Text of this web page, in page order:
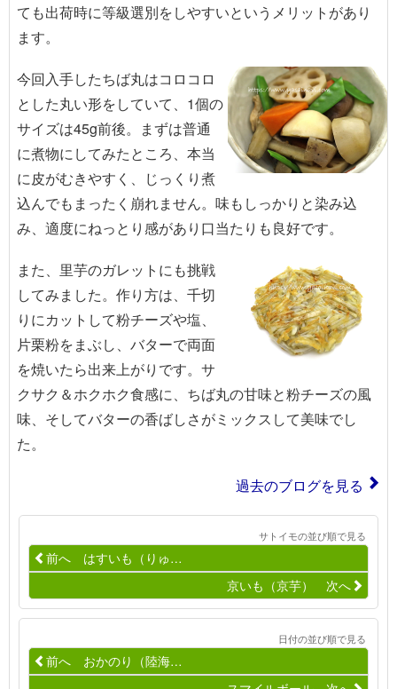
ても出荷時に等級選別をしやすいというメリットがあり
ます。
今回入手したちば丸はコロコロ
とした丸い形をしていて、1個の
サイズは45g前後。まずは普通
に煮物にしてみたところ、本当
に皮がむきやすく、じっくり煮
込んでもまったく崩れません。味もしっかりと染み込
み、適度にねっとり感があり口当たりも良好です。
また、里芋のガレットにも挑戦
してみました。作り方は、千切
りにカットして粉チーズや塩、
片栗粉をまぶし、バターで両面
を焼いたら出来上がりです。サ
クサク＆ホクホク食感に、ちば丸の甘味と粉チーズの風
味、そしてバターの香ばしさがミックスして美味でし
た。
過去のブログを見る
サトイモの並び順で見る
前へ はすいも（りゅ…
京いも（京芋） 次へ
日付の並び順で見る
前へ おかのり（陸海…